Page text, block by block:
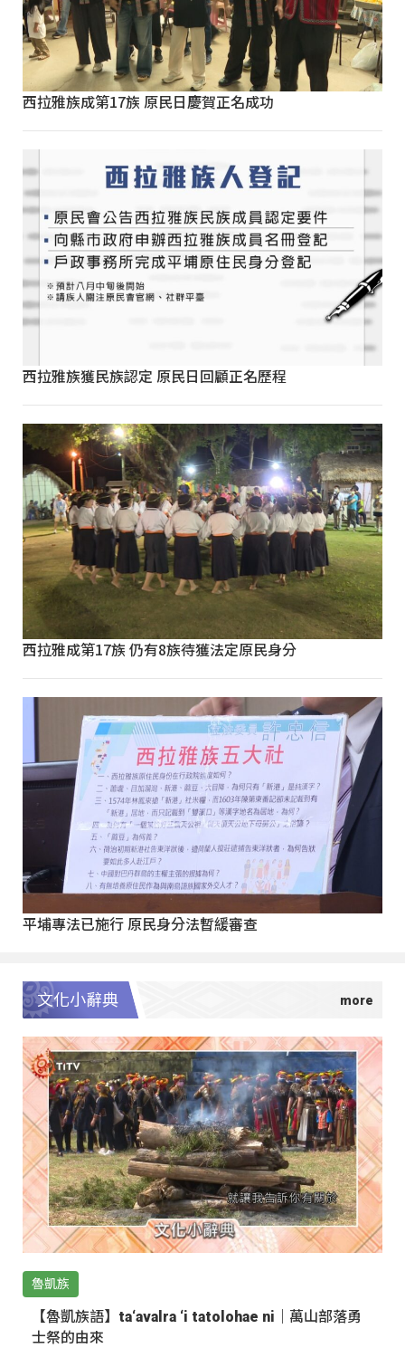
西拉雅族成第17族 原民日慶賀正名成功
西拉雅族獲民族認定 原民日回顧正名歷程
西拉雅成第17族 仍有8族待獲法定原民身分
平埔專法已施行 原民身分法暫緩審查
文化小辭典
魯凱族
【魯凱族語】ta‘avalra ‘i tatolohae ni｜萬山部落勇
士祭的由來